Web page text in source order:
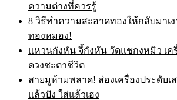
ความต่างที่ควรรู้
8 วิธีทำความสะอาดทองให้กลับมาเ
ทองหมอง!
แหวนกังหัน จี้กังหัน วัดแชกงหมิว เค
ดวงชะตาชีวิต
สายมูห้ามพลาด! ส่องเครื่องประดับเ
แล้วปัง ใส่แล้วเฮง